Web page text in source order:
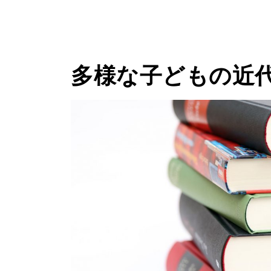
多様な子どもの近